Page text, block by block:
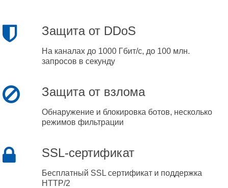
Защита от DDoS
На каналах до 1000 Гбит/с, до 100 млн.
запросов в секунду
Защита от взлома
Обнаружение и блокировка ботов, несколько
режимов фильтрации
SSL-сертификат
Бесплатный SSL сертификат и поддержка
HTTP/2